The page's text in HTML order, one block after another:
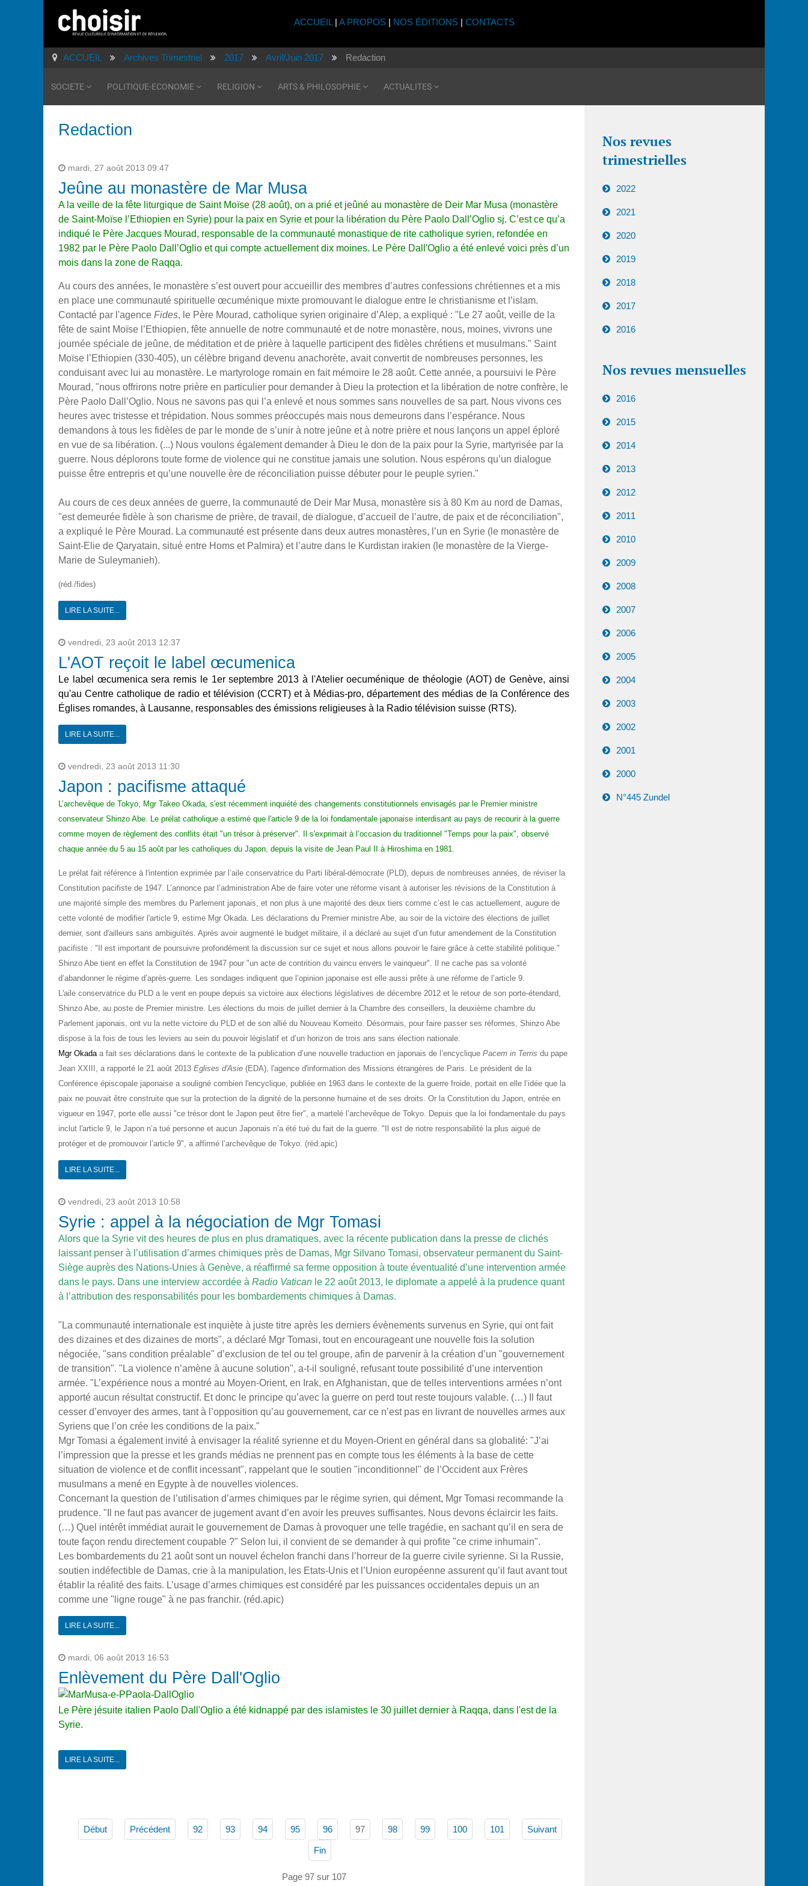
ACCUEIL | A PROPOS| NOS ÉDITIONS| CONTACTS
ACCUEIL Archives Trimestriel 2017 Avril/Juin 2017 Redaction
SOCIETE POLITIQUE-ECONOMIE RELIGION ARTS & PHILOSOPHIE ACTUALITES
Redaction
mardi, 27 août 2013 09:47
Jeûne au monastère de Mar Musa
A la veille de la fête liturgique de Saint Moïse (28 août), on a prié et jeûné au monastère de Deir Mar Musa (monastère
de Saint-Moïse l’Ethiopien en Syrie) pour la paix en Syrie et pour la libération du Père Paolo Dall’Oglio sj. C’est ce qu’a
indiqué le Père Jacques Mourad, responsable de la communauté monastique de rite catholique syrien, refondée en
1982 par le Père Paolo Dall’Oglio et qui compte actuellement dix moines. Le Père Dall'Oglio a été enlevé voici près d’un
mois dans la zone de Raqqa.
Au cours des années, le monastère s’est ouvert pour accueillir des membres d’autres confessions chrétiennes et a mis
en place une communauté spirituelle œcuménique mixte promouvant le dialogue entre le christianisme et l’islam.
Contacté par l'agence Fides, le Père Mourad, catholique syrien originaire d’Alep, a expliqué : "Le 27 août, veille de la
fête de saint Moïse l’Ethiopien, fête annuelle de notre communauté et de notre monastère, nous, moines, vivrons une
journée spéciale de jeûne, de méditation et de prière à laquelle participent des fidèles chrétiens et musulmans." Saint
Moïse l’Ethiopien (330-405), un célèbre brigand devenu anachorète, avait convertit de nombreuses personnes, les
conduisant avec lui au monastère. Le martyrologe romain en fait mémoire le 28 août. Cette année, a poursuivi le Père
Mourad, "nous offrirons notre prière en particulier pour demander à Dieu la protection et la libération de notre confrère, le
Père Paolo Dall’Oglio. Nous ne savons pas qui l’a enlevé et nous sommes sans nouvelles de sa part. Nous vivons ces
heures avec tristesse et trépidation. Nous sommes préoccupés mais nous demeurons dans l’espérance. Nous
demandons à tous les fidèles de par le monde de s’unir à notre jeûne et à notre prière et nous lançons un appel éploré
en vue de sa libération. (...) Nous voulons également demander à Dieu le don de la paix pour la Syrie, martyrisée par la
guerre. Nous déplorons toute forme de violence qui ne constitue jamais une solution. Nous espérons qu’un dialogue
puisse être entrepris et qu’une nouvelle ère de réconciliation puisse débuter pour le peuple syrien."
Au cours de ces deux années de guerre, la communauté de Deir Mar Musa, monastère sis à 80 Km au nord de Damas,
"est demeurée fidèle à son charisme de prière, de travail, de dialogue, d’accueil de l’autre, de paix et de réconciliation",
a expliqué le Père Mourad. La communauté est présente dans deux autres monastères, l’un en Syrie (le monastère de
Saint-Elie de Qaryatain, situé entre Homs et Palmira) et l’autre dans le Kurdistan irakien (le monastère de la Vierge-
Marie de Suleymanieh).
(réd./fides)
LIRE LA SUITE...
vendredi, 23 août 2013 12:37
L'AOT reçoit le label œcumenica
Le label œcumenica sera remis le 1er septembre 2013 à l'Atelier oecuménique de théologie (AOT) de Genève, ainsi
qu'au Centre catholique de radio et télévision (CCRT) et à Médias-pro, département des médias de la Conférence des
Églises romandes, à Lausanne, responsables des émissions religieuses à la Radio télévision suisse (RTS).
LIRE LA SUITE...
vendredi, 23 août 2013 11:30
Japon : pacifisme attaqué
L’archevêque de Tokyo, Mgr Takeo Okada, s'est récemment inquiété des changements constitutionnels envisagés par le Premier ministre
conservateur Shinzo Abe. Le prélat catholique a estimé que l'article 9 de la loi fondamentale japonaise interdisant au pays de recourir à la guerre
comme moyen de règlement des conflits était "un trésor à préserver". Il s'exprimait à l’occasion du traditionnel "Temps pour la paix", observé
chaque année du 5 au 15 août par les catholiques du Japon, depuis la visite de Jean Paul II à Hiroshima en 1981.
Le prélat fait référence à l'intention exprimée par l’aile conservatrice du Parti libéral-démocrate (PLD), depuis de nombreuses années, de réviser la
Constitution pacifiste de 1947. L’annonce par l’administration Abe de faire voter une réforme visant à autoriser les révisions de la Constitution à
une majorité simple des membres du Parlement japonais, et non plus à une majorité des deux tiers comme c’est le cas actuellement, augure de
cette volonté de modifier l'article 9, estime Mgr Okada. Les déclarations du Premier ministre Abe, au soir de la victoire des élections de juillet
dernier, sont d'ailleurs sans ambiguïtés. Après avoir augmenté le budget militaire, il a déclaré au sujet d’un futur amendement de la Constitution
pacifiste : "Il est important de poursuivre profondément la discussion sur ce sujet et nous allons pouvoir le faire grâce à cette stabilité politique."
Shinzo Abe tient en effet la Constitution de 1947 pour "un acte de contrition du vaincu envers le vainqueur". Il ne cache pas sa volonté
d’abandonner le régime d’après-guerre. Les sondages indiquent que l’opinion japonaise est elle aussi prête à une réforme de l’article 9.
L'aile conservatrice du PLD a le vent en poupe depuis sa victoire aux élections législatives de décembre 2012 et le retour de son porte-étendard,
Shinzo Abe, au poste de Premier ministre. Les élections du mois de juillet dernier à la Chambre des conseillers, la deuxième chambre du
Parlement japonais, ont vu la nette victoire du PLD et de son allié du Nouveau Komeito. Désormais, pour faire passer ses réformes, Shinzo Abe
dispose à la fois de tous les leviers au sein du pouvoir législatif et d’un horizon de trois ans sans élection nationale.
Mgr Okada a fait ses déclarations dans le contexte de la publication d’une nouvelle traduction en japonais de l’encyclique Pacem in Terris du pape
Jean XXIII, a rapporté le 21 août 2013 Eglises d'Asie (EDA), l'agence d'information des Missions étrangères de Paris. Le président de la
Conférence épiscopale japonaise a souligné combien l'encyclique, publiée en 1963 dans le contexte de la guerre froide, portait en elle l’idée que la
paix ne pouvait être construite que sur la protection de la dignité de la personne humaine et de ses droits. Or la Constitution du Japon, entrée en
vigueur en 1947, porte elle aussi "ce trésor dont le Japon peut être fier", a martelé l’archevêque de Tokyo. Depuis que la loi fondamentale du pays
inclut l'article 9, le Japon n’a tué personne et aucun Japonais n’a été tué du fait de la guerre. "Il est de notre responsabilité la plus aiguë de
protéger et de promouvoir l’article 9", a affirmé l’archevêque de Tokyo. (réd.apic)
LIRE LA SUITE...
vendredi, 23 août 2013 10:58
Syrie : appel à la négociation de Mgr Tomasi
Alors que la Syrie vit des heures de plus en plus dramatiques, avec la récente publication dans la presse de clichés
laissant penser à l’utilisation d’armes chimiques près de Damas, Mgr Silvano Tomasi, observateur permanent du Saint-
Siège auprès des Nations-Unies à Genève, a réaffirmé sa ferme opposition à toute éventualité d’une intervention armée
dans le pays. Dans une interview accordée à Radio Vatican le 22 août 2013, le diplomate a appelé à la prudence quant
à l’attribution des responsabilités pour les bombardements chimiques à Damas.
"La communauté internationale est inquiète à juste titre après les derniers évènements survenus en Syrie, qui ont fait
des dizaines et des dizaines de morts", a déclaré Mgr Tomasi, tout en encourageant une nouvelle fois la solution
négociée, "sans condition préalable" d’exclusion de tel ou tel groupe, afin de parvenir à la création d’un "gouvernement
de transition". "La violence n’amène à aucune solution", a-t-il souligné, refusant toute possibilité d’une intervention
armée. "L’expérience nous a montré au Moyen-Orient, en Irak, en Afghanistan, que de telles interventions armées n’ont
apporté aucun résultat constructif. Et donc le principe qu’avec la guerre on perd tout reste toujours valable. (…) Il faut
cesser d’envoyer des armes, tant à l’opposition qu’au gouvernement, car ce n’est pas en livrant de nouvelles armes aux
Syriens que l’on crée les conditions de la paix."
Mgr Tomasi a également invité à envisager la réalité syrienne et du Moyen-Orient en général dans sa globalité: "J’ai
l’impression que la presse et les grands médias ne prennent pas en compte tous les éléments à la base de cette
situation de violence et de conflit incessant", rappelant que le soutien "inconditionnel" de l’Occident aux Frères
musulmans a mené en Egypte à de nouvelles violences.
Concernant la question de l’utilisation d’armes chimiques par le régime syrien, qui dément, Mgr Tomasi recommande la
prudence. "Il ne faut pas avancer de jugement avant d’en avoir les preuves suffisantes. Nous devons éclaircir les faits.
(…) Quel intérêt immédiat aurait le gouvernement de Damas à provoquer une telle tragédie, en sachant qu’il en sera de
toute façon rendu directement coupable ?" Selon lui, il convient de se demander à qui profite "ce crime inhumain".
Les bombardements du 21 août sont un nouvel échelon franchi dans l’horreur de la guerre civile syrienne. Si la Russie,
soutien indéfectible de Damas, crie à la manipulation, les Etats-Unis et l’Union européenne assurent qu’il faut avant tout
établir la réalité des faits. L’usage d’armes chimiques est considéré par les puissances occidentales depuis un an
comme une "ligne rouge" à ne pas franchir. (réd.apic)
LIRE LA SUITE...
mardi, 06 août 2013 16:53
Enlèvement du Père Dall'Oglio
Le Père jésuite italien Paolo Dall'Oglio a été kidnappé par des islamistes le 30 juillet dernier à Raqqa, dans l'est de la
Syrie.
LIRE LA SUITE...
Début Précédent 92 93 94 95 96 97 98 99 100 101 Suivant
Fin
Page 97 sur 107
Nos revues
trimestrielles
2022
2021
2020
2019
2018
2017
2016
Nos revues mensuelles
2016
2015
2014
2013
2012
2011
2010
2009
2008
2007
2006
2005
2004
2003
2002
2001
2000
N°445 Zundel